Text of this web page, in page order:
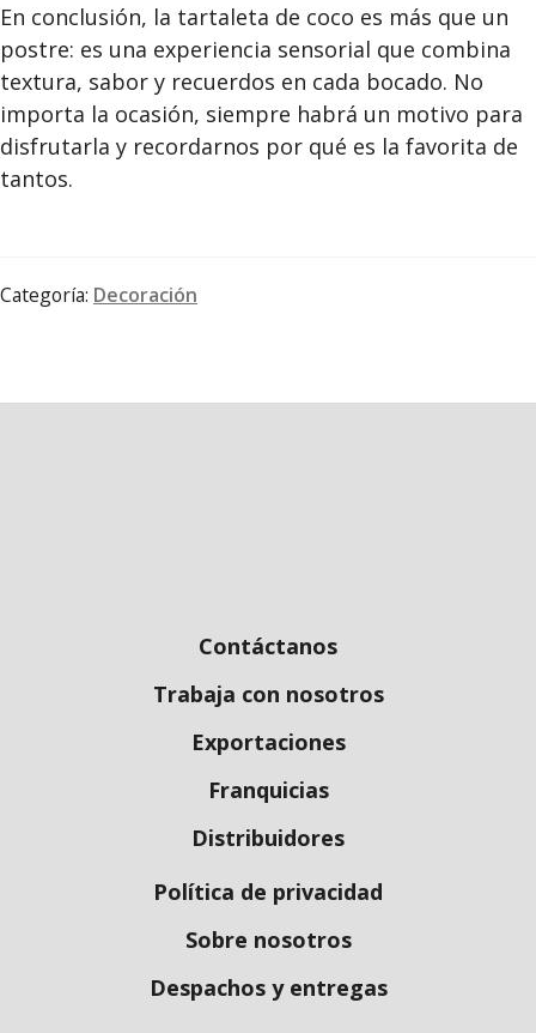
En conclusión, la tartaleta de coco es más que un
postre: es una experiencia sensorial que combina
textura, sabor y recuerdos en cada bocado. No
importa la ocasión, siempre habrá un motivo para
disfrutarla y recordarnos por qué es la favorita de
tantos.
Categoría: Decoración
Contáctanos
Trabaja con nosotros
Exportaciones
Franquicias
Distribuidores
Política de privacidad
Sobre nosotros
Despachos y entregas